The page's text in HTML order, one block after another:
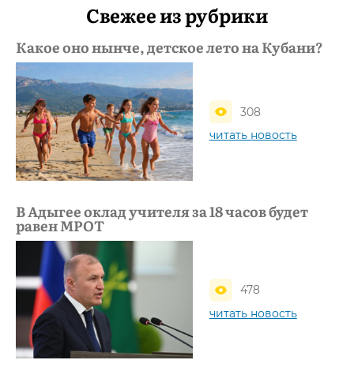
Свежее из рубрики
Какое оно нынче, детское лето на Кубани?
308
читать новость
В Адыгее оклад учителя за 18 часов будет
равен МРОТ
478
читать новость